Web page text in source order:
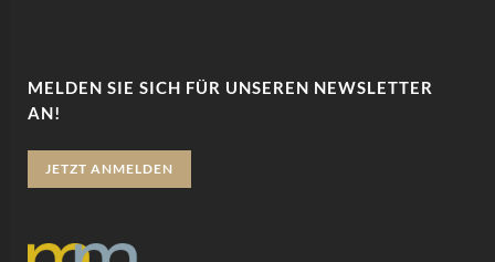
MELDEN SIE SICH FÜR UNSEREN NEWSLETTER
AN!
JETZT ANMELDEN